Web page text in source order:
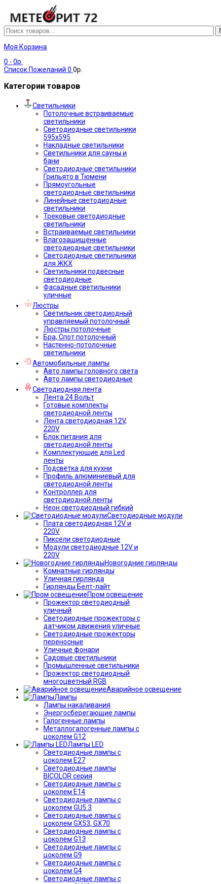
Моя Корзина
0 - 0р.
Список Пожеланий 0 0р.
Категории товаров
Светильники
Потолочные встраиваемые
светильники
Светодиодные светильники
595х595
Накладные светильники
Светильники для сауны и
бани
Светодиодные светильники
Грильято в Тюмени
Прямоугольные
светодиодные светильники
Линейные светодиодные
светильники
Трековые светодиодные
светильники
Встраиваемые светильники
Влагозащищённые
светодиодные светильники
Светодиодные светильники
для ЖКХ
Светильники подвесные
светодиодные
Фасадные светильники
уличные
Люстры
Светильник светодиодный
управляемый потолочный
Люстры потолочные
Бра, Спот потолочный
Настенно-потолочные
светильники
Автомобильные лампы
Авто лампы головного света
Авто лампы светодиодные
Светодиодная лента
Лента 24 Вольт
Готовые комплекты
светодиодной ленты
Лента светодиодная 12V,
220V
Блок питания для
светодиодной ленты
Комплектующие для Led
ленты
Подсветка для кухни
Профиль алюминиевый для
светодиодной ленты
Контроллер для
светодиодной ленты
Неон светодиодный гибкий
Светодиодные модули
Плата светодиодная 12V и
220V
Пиксели светодиодные
Модули светодиодные 12V и
220V
Новогодние гирлянды
Комнатные гирлянды
Уличная гирлянда
Гирлянды Белт-лайт
Пром освещение
Прожектор светодиодный
уличный
Светодиодные прожекторы с
датчиком движения уличные
Светодиодные прожекторы
переносные
Уличные фонари
Садовые светильники
Промышленные светильники
Прожектор светодиодный
многоцветный RGB
Аварийное освещение
Лампы
Лампы накаливания
Энергосберегающие лампы
Галогенные лампы
Металлогалогенные лампы с
цоколем G12
Лампы LED
Светодиодные лампы с
цоколем E27
Светодиодные лампы
BICOLOR серия
Светодиодные лампы с
цоколем E14
Светодиодные лампы с
цоколем GU5.3
Светодиодные лампы с
цоколем GX53, GX70
Светодиодные лампы с
цоколем G13
Светодиодные лампы с
цоколем G9
Светодиодные лампы с
цоколем G4
Светодиодные лампы с